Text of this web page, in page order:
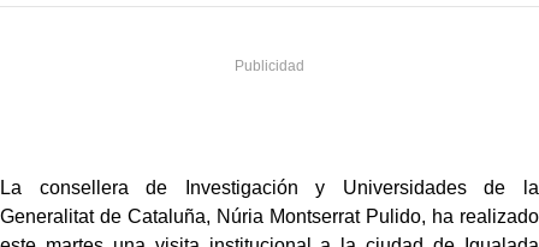
La consellera de Investigación y Universidades de la
Generalitat de Cataluña, Núria Montserrat Pulido, ha realizado